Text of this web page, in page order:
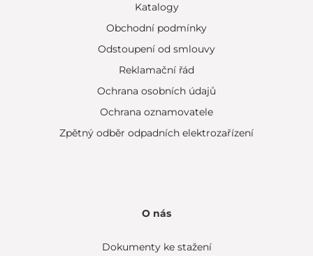
Katalogy
Obchodní podmínky
Odstoupení od smlouvy
Reklamační řád
Ochrana osobních údajů
Ochrana oznamovatele
Zpětný odběr odpadních elektrozařízení
O nás
Dokumenty ke stažení